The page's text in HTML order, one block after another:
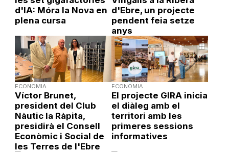
d'IA: Móra la Nova en
plena cursa
d'Ebre, un projecte
pendent feia setze
anys
ECONOMIA
Víctor Brunet,
president del Club
Nàutic la Ràpita,
presidirà el Consell
Econòmic i Social de
les Terres de l'Ebre
ECONOMIA
El projecte GIRA inicia
el diàleg amb el
territori amb les
primeres sessions
informatives